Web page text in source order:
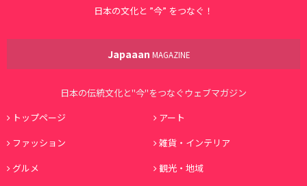
日本の文化と ”今” をつなぐ！
Japaaan MAGAZINE
日本の伝統文化と"今"をつなぐウェブマガジン
トップページ
アート
ファッション
雑貨・インテリア
グルメ
観光・地域